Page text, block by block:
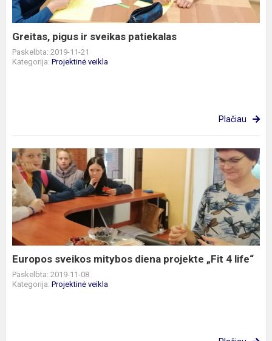
Greitas, pigus ir sveikas patiekalas
Paskelbta: 2019-11-21
Kategorija: Projektinė veikla
Plačiau
Europos
sveikos
mitybos
diena
projekte
„Fit
4
life“
Europos sveikos mitybos diena projekte „Fit 4 life“
Paskelbta: 2019-11-08
Kategorija: Projektinė veikla